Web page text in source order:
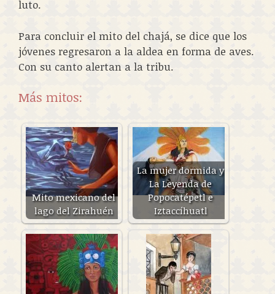
luto.
Para concluir el mito del chajá, se dice que los
jóvenes regresaron a la aldea en forma de aves.
Con su canto alertan a la tribu.
Más mitos:
Mito mexicano del
lago del Zirahuén
La mujer dormida y
La Leyenda de
Popocatépetl e
Iztaccíhuatl